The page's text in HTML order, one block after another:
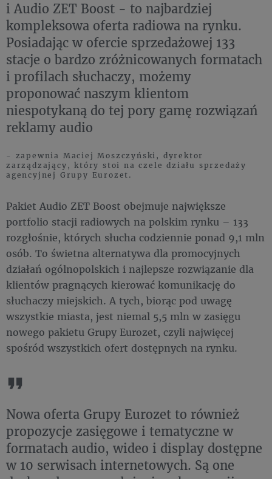
i Audio ZET Boost - to najbardziej
kompleksowa oferta radiowa na rynku.
Posiadając w ofercie sprzedażowej 133
stacje o bardzo zróżnicowanych formatach
i profilach słuchaczy, możemy
proponować naszym klientom
niespotykaną do tej pory gamę rozwiązań
reklamy audio
- zapewnia Maciej Moszczyński, dyrektor
zarządzający, który stoi na czele działu sprzedaży
agencyjnej Grupy Eurozet.
Pakiet Audio ZET Boost obejmuje największe
portfolio stacji radiowych na polskim rynku – 133
rozgłośnie, których słucha codziennie ponad 9,1 mln
osób. To świetna alternatywa dla promocyjnych
działań ogólnopolskich i najlepsze rozwiązanie dla
klientów pragnących kierować komunikację do
słuchaczy miejskich. A tych, biorąc pod uwagę
wszystkie miasta, jest niemal 5,5 mln w zasięgu
nowego pakietu Grupy Eurozet, czyli najwięcej
spośród wszystkich ofert dostępnych na rynku.
Nowa oferta Grupy Eurozet to również
propozycje zasięgowe i tematyczne w
formatach audio, wideo i display dostępne
w 10 serwisach internetowych. Są one